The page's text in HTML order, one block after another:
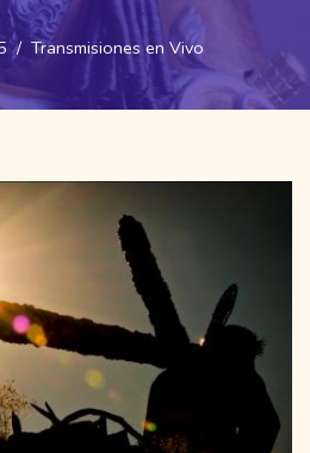
Transmisiones en Vivo